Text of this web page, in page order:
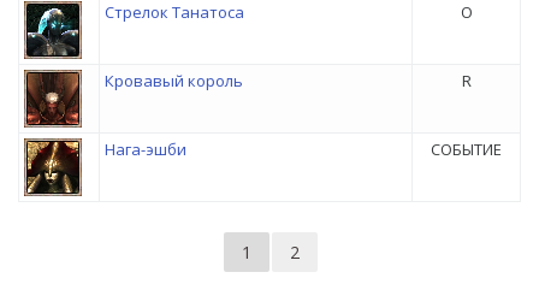
Стрелок Танатоса O
Кровавый король R
Нага-эшби СОБЫТИЕ
1 2